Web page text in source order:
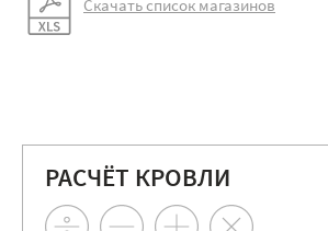
Скачать список магазинов
РАСЧЁТ КРОВЛИ